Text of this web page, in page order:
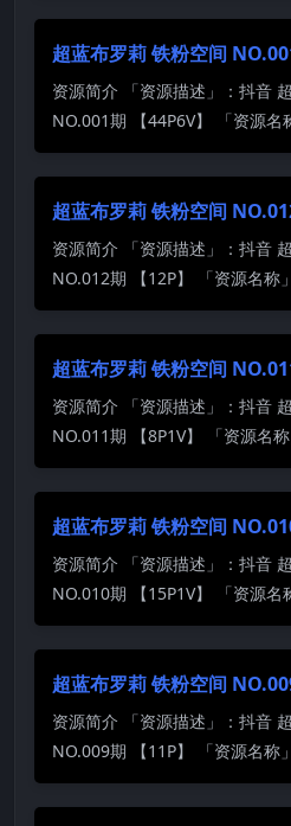
超蓝布罗莉 铁粉空间
资源简介 「资源描述」：抖音
NO.001期 【44P6V】 「资源名
超蓝布罗莉 铁粉空间
资源简介 「资源描述」：抖音
NO.012期 【12P】 「资源名称
超蓝布罗莉 铁粉空间
资源简介 「资源描述」：抖音
NO.011期 【8P1V】 「资源名
超蓝布罗莉 铁粉空间
资源简介 「资源描述」：抖音
NO.010期 【15P1V】 「资源名
超蓝布罗莉 铁粉空间
资源简介 「资源描述」：抖音
NO.009期 【11P】 「资源名称